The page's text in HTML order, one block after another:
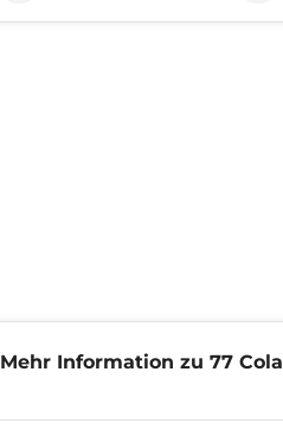
Mehr Information zu 77 Cola